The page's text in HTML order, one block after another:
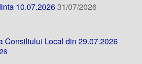
10.07.202631/07/2026
Consiliului Local din 29.07.2026